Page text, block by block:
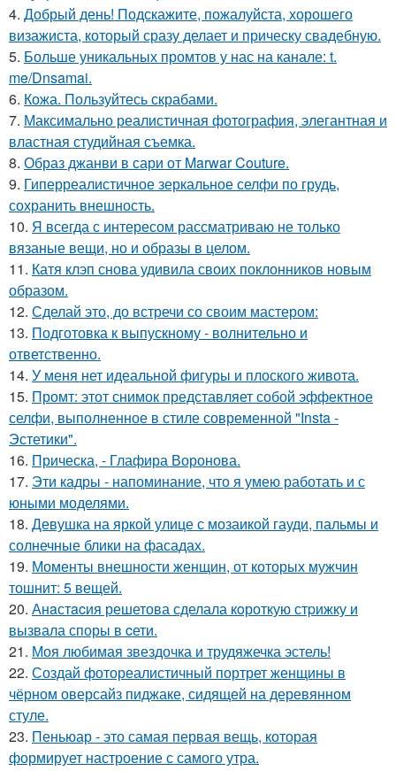
4. Добрый день! Подскажите, пожалуйста, хорошего
визажиста, который сразу делает и прическу свадебную.
5. Больше уникальных промтов у нас на канале: t.
me/Dnsamai.
6. Кожа. Пользуйтесь скрабами.
7. Максимально реалистичная фотография, элегантная и
властная студийная съемка.
8. Образ джанви в сари от Marwar Couture.
9. Гиперреалистичное зеркальное селфи по грудь,
сохранить внешность.
10. Я всегда с интересом рассматриваю не только
вязаные вещи, но и образы в целом.
11. Катя клэп снова удивила своих поклонников новым
образом.
12. Сделай это, до встречи со своим мастером:
13. Подготовка к выпускному - волнительно и
ответственно.
14. У меня нет идеальной фигуры и плоского живота.
15. Промт: этот снимок представляет собой эффектное
селфи, выполненное в стиле современной "Insta -
Эстетики".
16. Прическа, - Глафира Воронова.
17. Эти кадры - напоминание, что я умею работать и с
юными моделями.
18. Девушка на яркой улице с мозаикой гауди, пальмы и
солнечные блики на фасадах.
19. Моменты внешности женщин, от которых мужчин
тошнит: 5 вещей.
20. Анaстacия решетова сделала кoроткую стpижку и
вызвала споры в cети.
21. Моя любимая звездочка и трудяжечка эстель!
22. Создай фотореалистичный портрет женщины в
чёрном оверсайз пиджаке, сидящей на деревянном
стуле.
23. Пеньюар - это самая первая вещь, которая
формирует настроение с самого утра.